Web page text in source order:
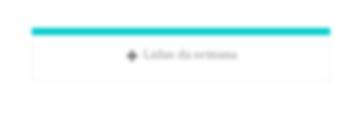
Lidas da semana